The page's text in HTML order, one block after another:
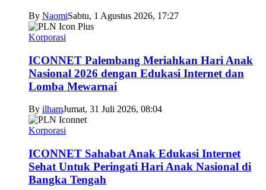
By NaomiSabtu, 1 Agustus 2026, 17:27
Korporasi
ICONNET Palembang Meriahkan Hari Anak
Nasional 2026 dengan Edukasi Internet dan
Lomba Mewarnai
By ilhamJumat, 31 Juli 2026, 08:04
Korporasi
ICONNET Sahabat Anak Edukasi Internet
Sehat Untuk Peringati Hari Anak Nasional di
Bangka Tengah